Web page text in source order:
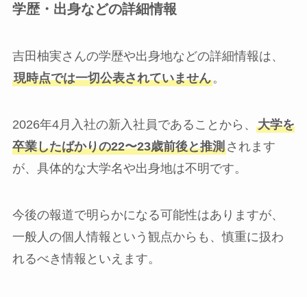
学歴・出身などの詳細情報
吉田柚実さんの学歴や出身地などの詳細情報は、
現時点では一切公表されていません。
2026年4月入社の新入社員であることから、 大学を
卒業したばかりの22〜23歳前後と推測されます
が、具体的な大学名や出身地は不明です。
今後の報道で明らかになる可能性はありますが、
一般人の個人情報という観点からも、慎重に扱わ
れるべき情報といえます。